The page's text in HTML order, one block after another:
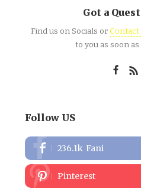
Got a
Find us on Socials orContact
to you as soon
Follow US
236.1k Fani
Pinterest